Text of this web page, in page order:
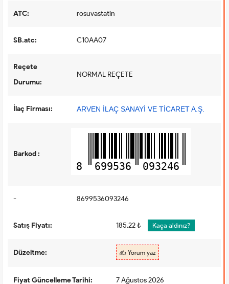
ATC: rosuvastatin
SB.atc: C10AA07
Reçete
Durumu:
NORMAL REÇETE
İlaç Firması: ARVEN İLAÇ SANAYİ VE TİCARET A.Ş.
Barkod :
8 699536 093246
- 8699536093246
Satış Fiyatı: 185.22 ₺ Kaça aldınız?
Düzeltme: ✍️ Yorum yaz
Fiyat Güncelleme Tarihi: 7 Ağustos 2026